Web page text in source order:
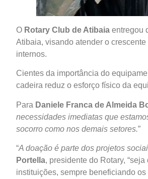
O Rotary Club de Atibaia entregou
Atibaia, visando atender o
internos.
Cientes da importância do
cadeira reduz o esforço físico da
Para Daniele Franca de Almeida
necessidades imediatas que
socorro como nos demais setores.”
“A doação é parte dos projetos
Portella, presidente do Rotary,
instituições, sempre beneficiando os